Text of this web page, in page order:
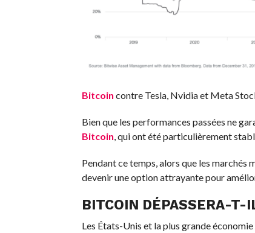
Bitcoin contre Tesla, Nvidia et Meta
Bien que les performances passées ne
Bitcoin , qui ont été particulièrement
Pendant ce temps, alors que les marchés
devenir une option attrayante pour
BITCOIN DÉPASSERA-T-
Les États-Unis et la plus grande